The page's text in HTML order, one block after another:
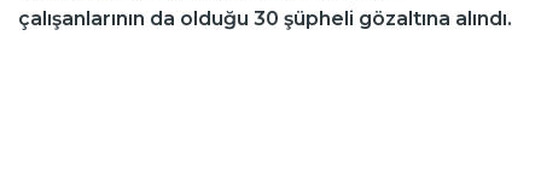
çalışanlarının da olduğu 30 şüpheli gözaltına alındı.